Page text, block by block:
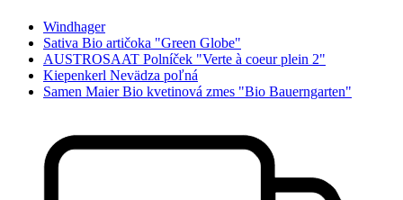
Windhager
Sativa Bio artičoka "Green Globe"
AUSTROSAAT Polníček "Verte à coeur plein 2"
Kiepenkerl Nevädza poľná
Samen Maier Bio kvetinová zmes "Bio Bauerngarten"